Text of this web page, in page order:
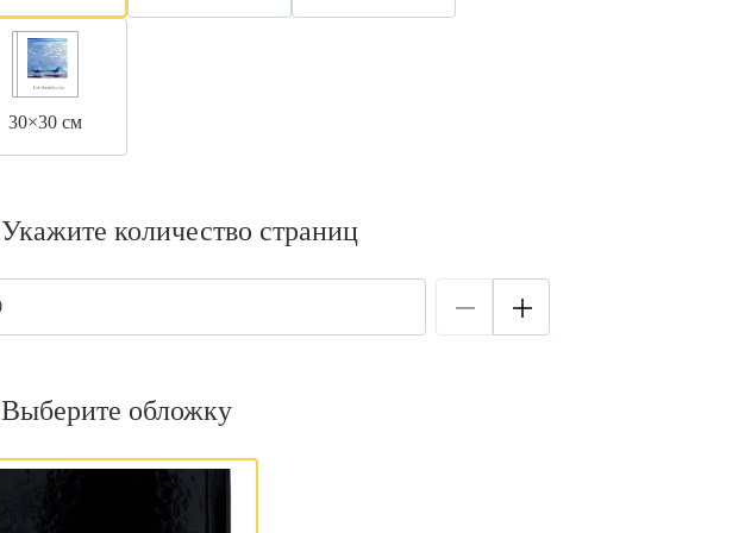
30×30 см
Укажите количество страниц
Выберите обложку